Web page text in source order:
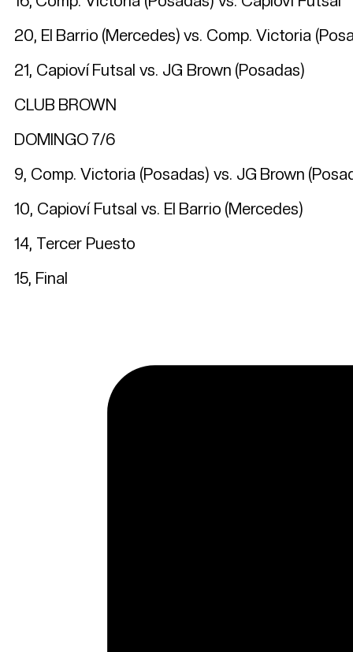
20, El Barrio (Mercedes) vs. Comp. Victoria
21, Capioví Futsal vs. JG Brown (Posadas)
CLUB BROWN
DOMINGO 7/6
9, Comp. Victoria (Posadas) vs. JG Brown
10, Capioví Futsal vs. El Barrio (Mercedes)
14, Tercer Puesto
15, Final